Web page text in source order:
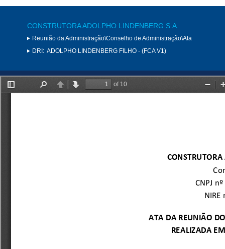
CONSTRUTORA ADOLPHO LINDENBERG S.A.
Reunião da Administração\Conselho de Administração\Ata
DRI: ADOLPHO LINDENBERG FILHO - (FCA V1)